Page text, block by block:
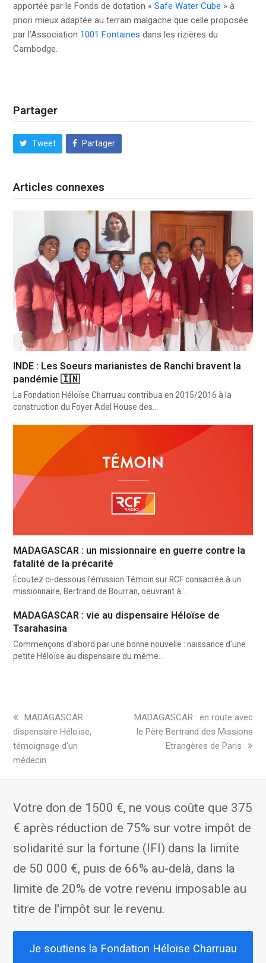
apportée par le Fonds de dotation «Safe Water Cube » à
priori mieux adaptée au terrain malgache que celle proposée
par l’Association 1001 Fontaines dans les rizières du
Cambodge.
Partager
Tweet Partager
Articles connexes
INDE : Les Soeurs marianistes de Ranchi bravent la
pandémie 🇮🇳
La Fondation Héloïse Charruau contribua en 2015/2016 à la
construction du Foyer Adel House des…
MADAGASCAR : un missionnaire en guerre contre la
fatalité de la précarité
Écoutez ci-dessous l'émission Témoin sur RCF consacrée à un
missionnaire, Bertrand de Bourran, oeuvrant à…
MADAGASCAR : vie au dispensaire Héloïse de
Tsarahasina
Commençons d'abord par une bonne nouvelle : naissance d'une
petite Héloïse au dispensaire du même…
previous
post:
MADAGASCAR :
dispensaire Héloïse,
témoignage d’un
médecin
next
post:
MADAGASCAR : en route avec
le Père Bertrand des Missions
Etrangères de Paris
Votre don de 1500 €, ne vous coûte que 375
€ après réduction de 75% sur votre impôt de
solidarité sur la fortune (IFI) dans la limite
de 50 000 €, puis de 66% au-delà, dans la
limite de 20% de votre revenu imposable au
titre de l'impôt sur le revenu.
Je soutiens la Fondation Héloïse Charruau